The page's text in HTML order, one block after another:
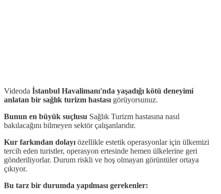
Videoda İstanbul Havalimanı'nda yaşadığı kötü deneyimi
anlatan bir sağlık turizm hastası görüyorsunuz.
Bunun en büyük suçlusu Sağlık Turizm hastasına nasıl
bakılacağını bilmeyen sektör çalışanlarıdır.
Kur farkından dolayı özellikle estetik operasyonlar için ülkemizi
tercih eden turistler, operasyon ertesinde hemen ülkelerine geri
gönderiliyorlar. Durum riskli ve hoş olmayan görüntüler ortaya
çıkıyor.
Bu tarz bir durumda yapılması gerekenler: